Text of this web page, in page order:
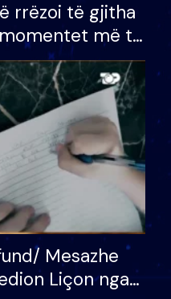
rrëzoi të gjitha
më të
BB VIP: Do më
kur…
Mesazhe
Liçon nga